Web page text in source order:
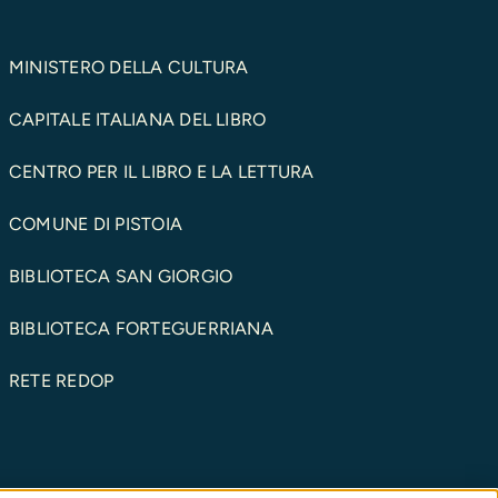
MINISTERO DELLA CULTURA
CAPITALE ITALIANA DEL LIBRO
CENTRO PER IL LIBRO E LA LETTURA
COMUNE DI PISTOIA
BIBLIOTECA SAN GIORGIO
BIBLIOTECA FORTEGUERRIANA
RETE REDOP